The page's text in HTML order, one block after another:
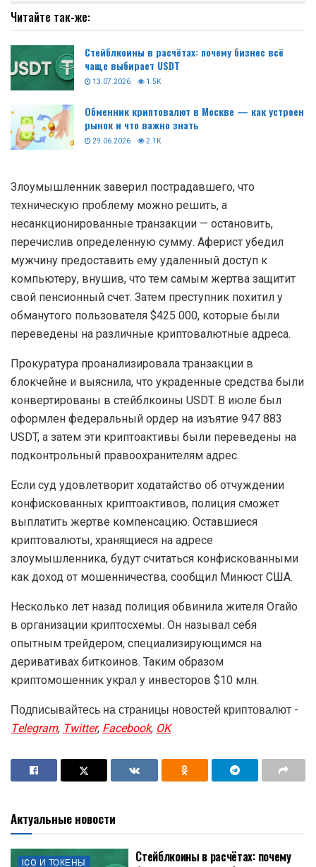
Читайте так-же:
Стейблкоины в расчётах: почему бизнес всё
чаще выбирает USDT
13.07.2026 1.5K
Обменник криптовалют в Москве — как устроен
рынок и что важно знать
29.06.2026 2.1K
Злоумышленник заверил пострадавшего, что
техническую проблему можно решить, а
несанкционированные транзакции — остановить,
перечислив определенную сумму. Аферист убедил
мужчину предоставить ему удаленный доступ к
компьютеру, внушив, что тем самым жертва защитит
свой пенсионный счет. Затем преступник похитил у
обманутого пользователя $425 000, которые были
переведены на различные криптовалютные адреса.
Прокуратура проанализировала транзакции в
блокчейне и выяснила, что украденные средства были
конвертированы в стейблкоины USDT. В июле был
оформлен федеральный ордер на изъятие 947 883
USDT, а затем эти криптоактивы были переведены на
подконтрольный правоохранителям адрес.
Если суд удовлетворит ходатайство об отчуждении
конфискованных криптоактивов, полиция сможет
выплатить жертве компенсацию. Оставшиеся
криптовалюты, хранящиеся на адресе
злоумышленника, будут считаться конфискованными
как доход от мошенничества, сообщил Минюст США.
Несколько лет назад полиция обвинила жителя Огайо
в организации криптосхемы. Он называл себя
опытным трейдером, специализирующимся на
деривативах биткоинов. Таким образом
криптомошенник украл у инвесторов $10 млн.
Подписывайтесь на страницы новостей криптовалют -
Telegram,Twitter,Facebook,OK
Актуальные новости
ICO И ТОКЕНЫ
Стейблкоины в расчётах: почему